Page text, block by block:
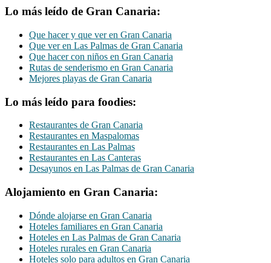
Lo más leído de Gran Canaria:
Que hacer y que ver en Gran Canaria
Que ver en Las Palmas de Gran Canaria
Que hacer con niños en Gran Canaria
Rutas de senderismo en Gran Canaria
Mejores playas de Gran Canaria
Lo más leído para foodies:
Restaurantes de Gran Canaria
Restaurantes en Maspalomas
Restaurantes en Las Palmas
Restaurantes en Las Canteras
Desayunos en Las Palmas de Gran Canaria
Alojamiento en Gran Canaria:
Dónde alojarse en Gran Canaria
Hoteles familiares en Gran Canaria
Hoteles en Las Palmas de Gran Canaria
Hoteles rurales en Gran Canaria
Hoteles solo para adultos en Gran Canaria